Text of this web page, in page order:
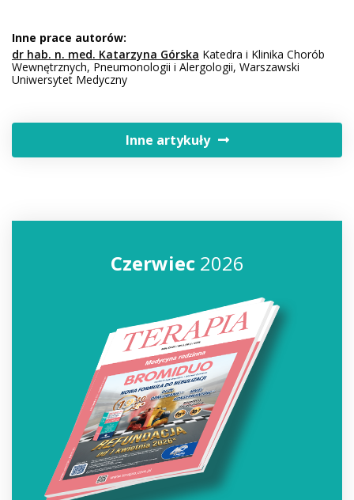
Inne prace autorów:
dr hab. n. med. Katarzyna Górska Katedra i Klinika Chorób
Wewnętrznych, Pneumonologii i Alergologii, Warszawski
Uniwersytet Medyczny
Inne artykuły
Czerwiec2026